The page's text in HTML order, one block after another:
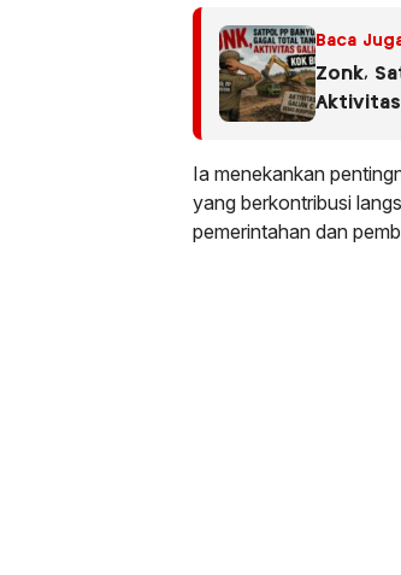
Baca
Zonk,
Aktivitas
Ia menekankan
yang berkontribusi
pemerintahan dan